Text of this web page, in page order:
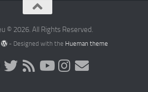
© 2026. All Rights Reserved.
- Designed with the Hueman theme